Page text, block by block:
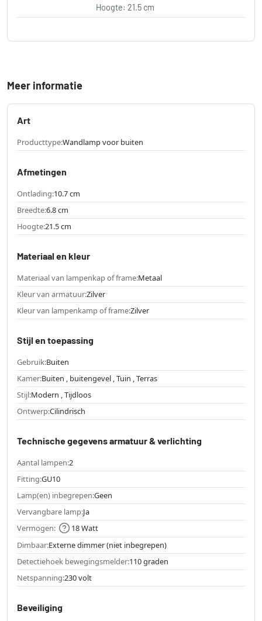
Hoogte: 21.5 cm
Meer informatie
Art
Producttype:Wandlamp voor buiten
Afmetingen
Ontlading:10.7 cm
Breedte:6.8 cm
Hoogte:21.5 cm
Materiaal en kleur
Materiaal van lampenkap of frame:Metaal
Kleur van armatuur:Zilver
Kleur van lampenkamp of frame:Zilver
Stijl en toepassing
Gebruik:Buiten
Kamer:Buiten , buitengevel , Tuin , Terras
Stijl:Modern , Tijdloos
Ontwerp:Cilindrisch
Technische gegevens armatuur & verlichting
Aantal lampen:2
Fitting:GU10
Lamp(en) inbegrepen:Geen
Vervangbare lamp:Ja
Vermogen:
18 Watt
Dimbaar:Externe dimmer (niet inbegrepen)
Detectiehoek bewegingsmelder:110 graden
Netspanning:230 volt
Beveiliging